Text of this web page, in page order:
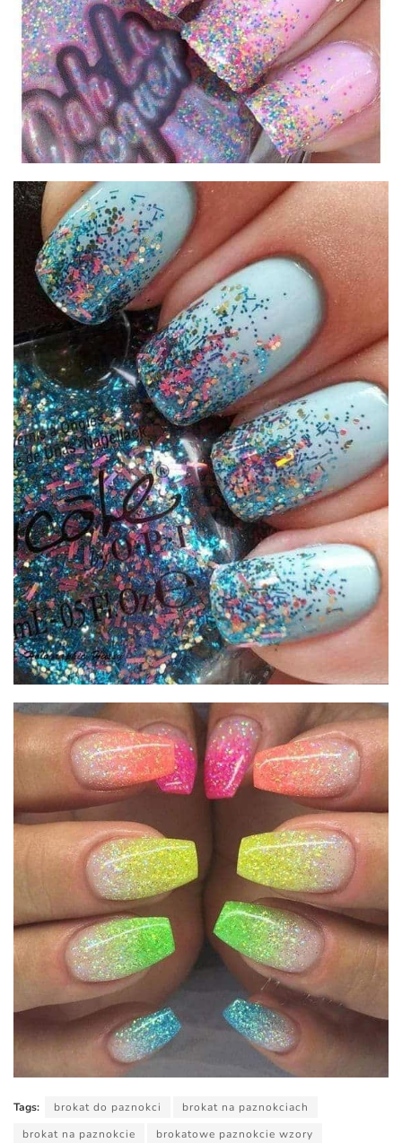
Tags: brokat do paznokci
brokat na paznokciach
brokat na paznokcie
brokatowe paznokcie wzory